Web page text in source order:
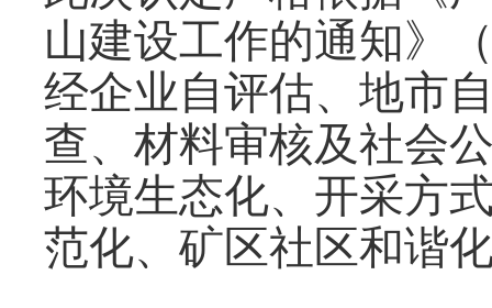
山建设工作的通知》
经企业自评估、地市
查、材料审核及社会
环境生态化、开采方
范化、矿区社区和谐